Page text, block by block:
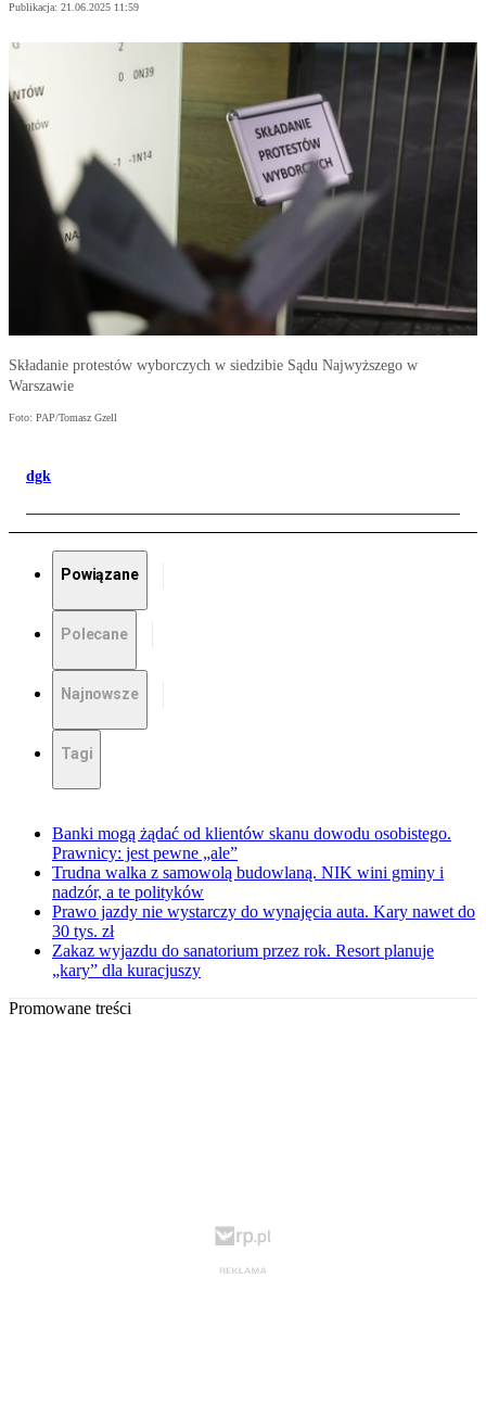
Publikacja: 21.06.2025 11:59
Składanie protestów wyborczych w siedzibie Sądu Najwyższego w
Warszawie
Foto: PAP/Tomasz Gzell
dgk
Powiązane
Polecane
Najnowsze
Tagi
Banki mogą żądać od klientów skanu dowodu osobistego.
Prawnicy: jest pewne „ale”
Trudna walka z samowolą budowlaną. NIK wini gminy i
nadzór, a te polityków
Prawo jazdy nie wystarczy do wynajęcia auta. Kary nawet do
30 tys. zł
Zakaz wyjazdu do sanatorium przez rok. Resort planuje
„kary” dla kuracjuszy
Promowane treści